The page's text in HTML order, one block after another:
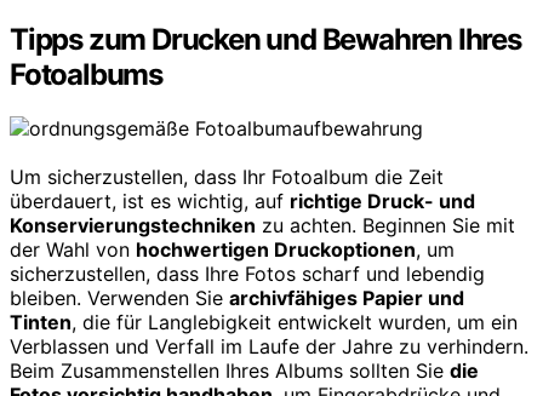
Tipps zum Drucken und Bewahren Ihres
Fotoalbums
Um sicherzustellen, dass Ihr Fotoalbum die Zeit
überdauert, ist es wichtig, auf richtige Druck- und
Konservierungstechniken zu achten. Beginnen Sie mit
der Wahl von hochwertigen Druckoptionen, um
sicherzustellen, dass Ihre Fotos scharf und lebendig
bleiben. Verwenden Sie archivfähiges Papier und
Tinten, die für Langlebigkeit entwickelt wurden, um ein
Verblassen und Verfall im Laufe der Jahre zu verhindern.
Beim Zusammenstellen Ihres Albums sollten Sie die